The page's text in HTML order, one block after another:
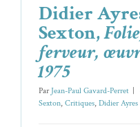
Didier
Sexton,
ferveur,
1975
Par Jean-Paul Gavard-Perret
Sexton, Critiques, Didier Ayres